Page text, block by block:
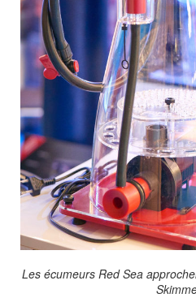
Les écumeurs Red Sea